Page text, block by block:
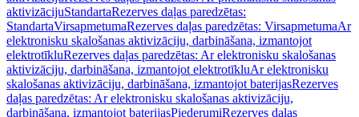
aktivizācijuStandartaRezerves daļas paredzētas:
StandartaVirsapmetumaRezerves daļas paredzētas: VirsapmetumaAr
elektronisku skalošanas aktivizāciju, darbināšana, izmantojot
elektrotīkluRezerves daļas paredzētas: Ar elektronisku skalošanas
aktivizāciju, darbināšana, izmantojot elektrotīkluAr elektronisku
skalošanas aktivizāciju, darbināšana, izmantojot baterijasRezerves
daļas paredzētas: Ar elektronisku skalošanas aktivizāciju,
darbināšana, izmantojot baterijasPiederumiRezerves daļas